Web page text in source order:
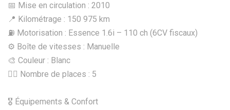
📅 Mise en circulation : 2010
📍 Kilométrage : 150 975 km
⛽ Motorisation : Essence 1.6i – 110 ch (6CV fiscaux)
⚙️ Boîte de vitesses : Manuelle
🎨 Couleur : Blanc
🧍‍♂️ Nombre de places : 5
🎖️ Équipements & Confort